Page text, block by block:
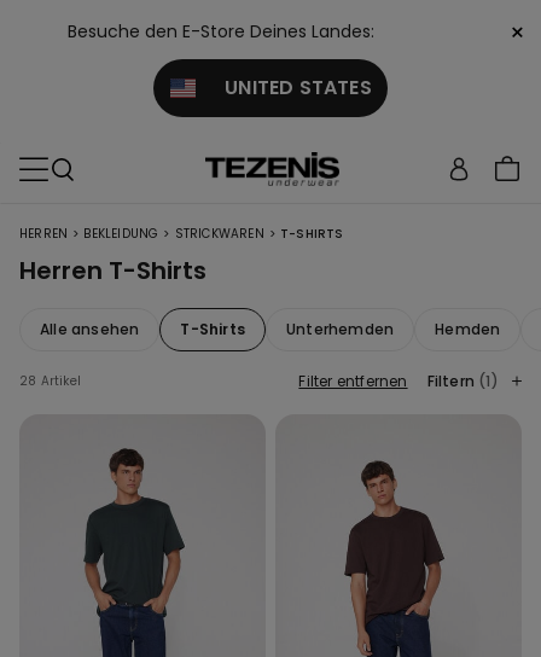
Besuche den E-Store Deines Landes:
UNITED STATES
×
HERREN > BEKLEIDUNG > STRICKWAREN > T-SHIRTS
Herren T-Shirts
Alle ansehen T-Shirts Unterhemden Hemden
28 Artikel Filter entfernen Filtern (1)